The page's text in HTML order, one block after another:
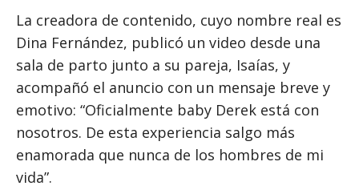
La creadora de contenido, cuyo nombre real es
Dina Fernández, publicó un video desde una
sala de parto junto a su pareja, Isaías, y
acompañó el anuncio con un mensaje breve y
emotivo: “Oficialmente baby Derek está con
nosotros. De esta experiencia salgo más
enamorada que nunca de los hombres de mi
vida”.